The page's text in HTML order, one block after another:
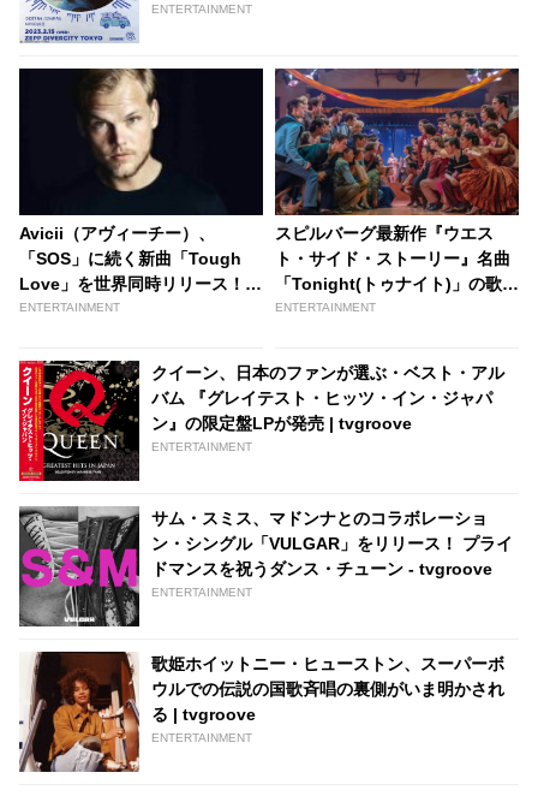
ENTERTAINMENT
Avicii（アヴィーチー）、
「SOS」に続く新曲「Tough
Love」を世界同時リリース！
アルバム「TIM」６月発売決定 |
ENTERTAINMENT
スピルバーグ最新作『ウエス
ト・サイド・ストーリー』名曲
「Tonight(トゥナイト)」の歌声
が響き渡る本予告が解禁［動画
ENTERTAINMENT
クイーン、日本のファンが選ぶ・ベスト・アル
バム 『グレイテスト・ヒッツ・イン・ジャパ
ン』の限定盤LPが発売 | tvgroove
ENTERTAINMENT
サム・スミス、マドンナとのコラボレーショ
ン・シングル「VULGAR」をリリース！ プライ
ドマンスを祝うダンス・チューン - tvgroove
ENTERTAINMENT
歌姫ホイットニー・ヒューストン、スーパーボ
ウルでの伝説の国歌斉唱の裏側がいま明かされ
る | tvgroove
ENTERTAINMENT